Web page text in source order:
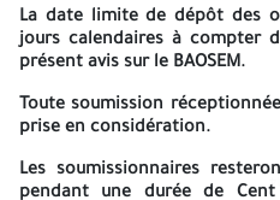
obligatoirement
Les deux (02) offres devront
séparées et seront déposées
des marchés à l’adresse
Les Offres doivent être
financières et administratives
La date limite de dépôt des
jours calendaires à compter
présent avis sur le BAOSEM.
Toute soumission
prise en considération.
Les soumissionnaires
pendant une durée de